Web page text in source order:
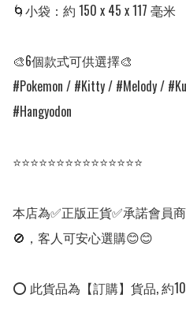
🌀小袋：約 150 x 45 x 117 毫米
🎨6個款式可供選擇🎨
#Pokemon / #Kitty / #Melody /
#Hangyodon
⭐⭐⭐⭐⭐⭐⭐⭐⭐⭐⭐⭐⭐⭐⭐
本店為✅正版正貨✅承諾會員
🚫，客人可安心選購😊😊
⭕ 此貨品為【訂購】貨品, 約